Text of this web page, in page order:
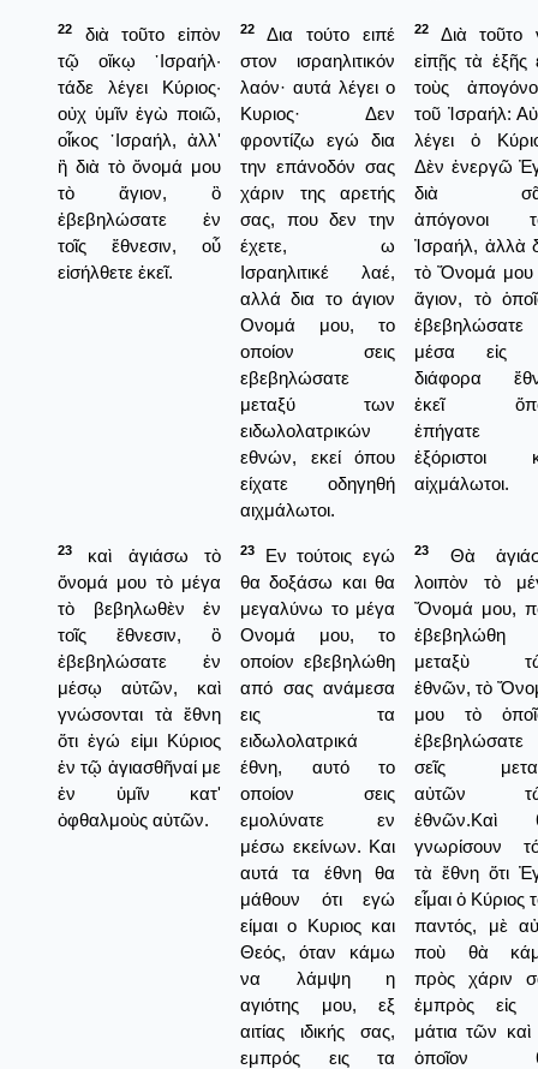
22
διὰ τοῦτο εἰπὸν
τῷ οἴκῳ ᾿Ισραήλ·
τάδε λέγει Κύριος·
οὐχ ὑμῖν ἐγὼ ποιῶ,
οἶκος ᾿Ισραήλ, ἀλλ'
ἢ διὰ τὸ ὄνομά μου
τὸ ἅγιον, ὃ
ἐβεβηλώσατε ἐν
τοῖς ἔθνεσιν, οὗ
εἰσήλθετε ἐκεῖ.
22
Δια τούτο ειπέ
στον ισραηλιτικόν
λαόν· αυτά λέγει ο
Κυριος· Δεν
φροντίζω εγώ δια
την επάνοδόν σας
χάριν της αρετής
σας, που δεν την
έχετε, ω
Ισραηλιτικέ λαέ,
αλλά δια το άγιον
Ονομά μου, το
οποίον σεις
εβεβηλώσατε
μεταξύ των
ειδωλολατρικών
εθνών, εκεί όπου
είχατε οδηγηθή
αιχμάλωτοι.
22
Διὰ τοῦτο
εἰπῇς τὰ ἑξῆς
τοὺς
τοῦ Ἰσραήλ:
λέγει ὁ
Δὲν ἐνεργῶ
διὰ
ἀπόγονοι
Ἰσραήλ, ἀλλὰ
τὸ Ὄνομά μου
ἅγιον, τὸ
ἐβεβηλώσατε
μέσα εἰς
διάφορα
ἐκεῖ
ἐπήγατε
ἐξόριστοι
αἰχμάλωτοι.
23
καὶ ἁγιάσω τὸ
ὄνομά μου τὸ μέγα
τὸ βεβηλωθὲν ἐν
τοῖς ἔθνεσιν, ὃ
ἐβεβηλώσατε ἐν
μέσῳ αὐτῶν, καὶ
γνώσονται τὰ ἔθνη
ὅτι ἐγώ εἰμι Κύριος
ἐν τῷ ἁγιασθῆναί με
ἐν ὑμῖν κατ'
ὀφθαλμοὺς αὐτῶν.
23
Εν τούτοις εγώ
θα δοξάσω και θα
μεγαλύνω το μέγα
Ονομά μου, το
οποίον εβεβηλώθη
από σας ανάμεσα
εις τα
ειδωλολατρικά
έθνη, αυτό το
οποίον σεις
εμολύνατε εν
μέσω εκείνων. Και
αυτά τα έθνη θα
μάθουν ότι εγώ
είμαι ο Κυριος και
Θεός, όταν κάμω
να λάμψη η
αγιότης μου, εξ
αιτίας ιδικής σας,
εμπρός εις τα
23
Θὰ
λοιπὸν τὸ
Ὄνομά μου,
ἐβεβηλώθη
μεταξὺ
ἐθνῶν, τὸ
μου τὸ
ἐβεβηλώσατε
σεῖς
αὐτῶν
ἐθνῶν.Καὶ
γνωρίσουν
τὰ ἔθνη ὅτι
εἶμαι ὁ Κύριος
παντός, μὲ
ποὺ θὰ
πρὸς χάριν
ἐμπρὸς εἰς
μάτια τῶν καὶ
ὁποῖον